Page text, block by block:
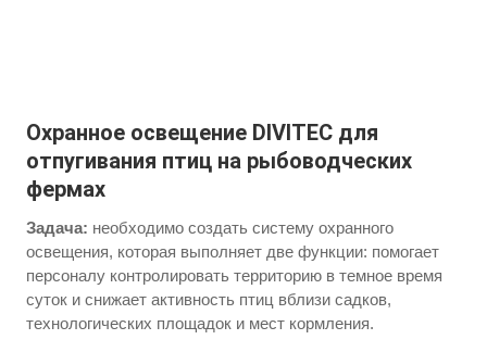
Охранное освещение DIVITEC для
отпугивания птиц на рыбоводческих
фермах
Задача: необходимо создать систему охранного
освещения, которая выполняет две функции: помогает
персоналу контролировать территорию в темное время
суток и снижает активность птиц вблизи садков,
технологических площадок и мест кормления.